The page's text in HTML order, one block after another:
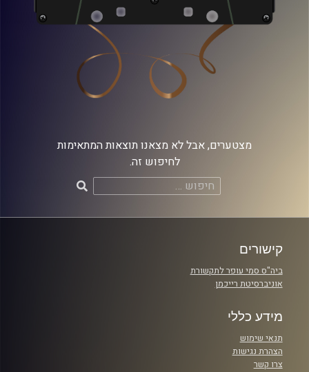
מצטערים, אבל לא מצאנו תוצאות המתאימות
לחיפוש זה.
חיפוש:
קישורים
ביה"ס סמי עופר לתקשורת
אוניברסיטת רייכמן
מידע כללי
תנאי שימוש
הצהרת נגישות
צרו קשר